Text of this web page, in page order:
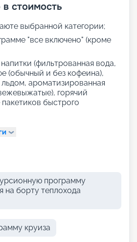
стоимость
выбранной категории;
"все включено" (кроме
(фильтрованная вода,
(обычный и без кофеина),
ароматизированная
горячий
быстрого
программу
на борту теплохода
круиза